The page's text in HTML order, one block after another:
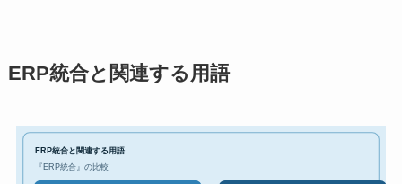
ERP統合と関連する用語
ERP統合と関連する用語
『ERP統合』の比較